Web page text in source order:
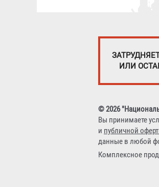
ИЛИ
© 2026
Вы принимаете
и публичной
данные в любой
Комплексное